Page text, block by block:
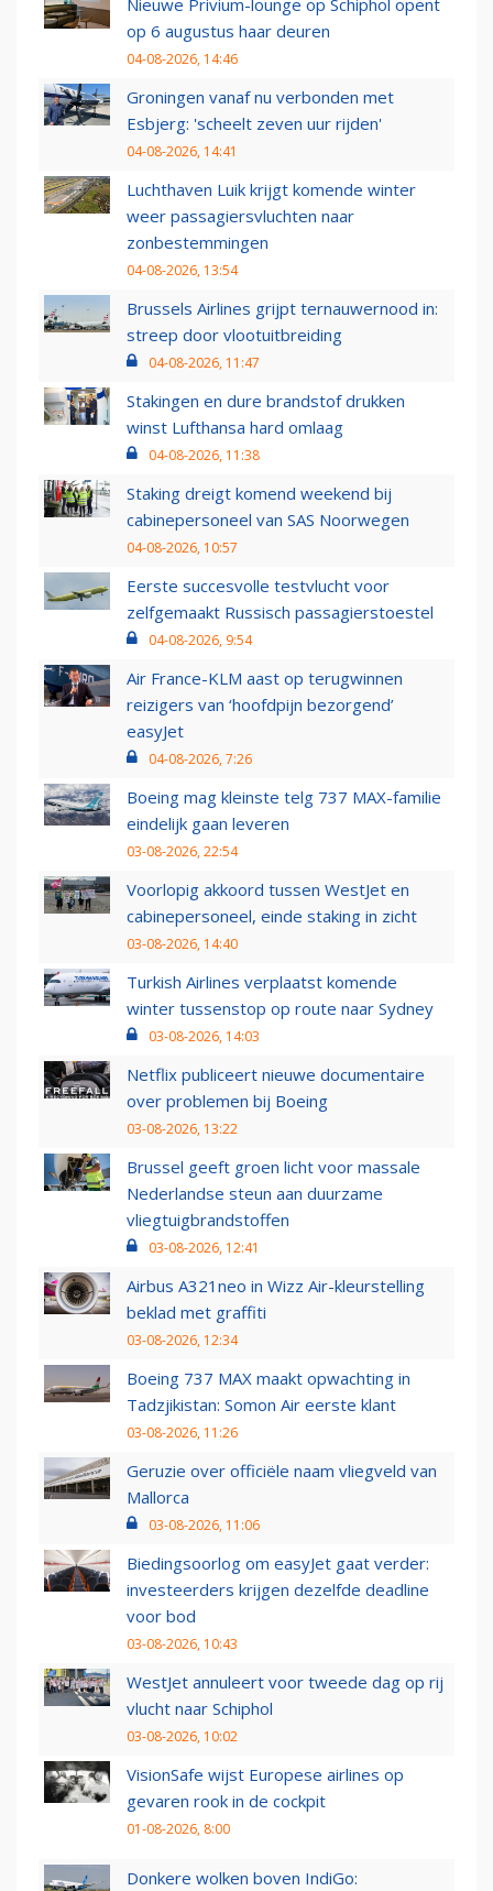
Nieuwe Privium-lounge op Schiphol opent
op 6 augustus haar deuren
04-08-2026, 14:46
Groningen vanaf nu verbonden met
Esbjerg: 'scheelt zeven uur rijden'
04-08-2026, 14:41
Luchthaven Luik krijgt komende winter
weer passagiersvluchten naar
zonbestemmingen
04-08-2026, 13:54
Brussels Airlines grijpt ternauwernood in:
streep door vlootuitbreiding
04-08-2026, 11:47
Stakingen en dure brandstof drukken
winst Lufthansa hard omlaag
04-08-2026, 11:38
Staking dreigt komend weekend bij
cabinepersoneel van SAS Noorwegen
04-08-2026, 10:57
Eerste succesvolle testvlucht voor
zelfgemaakt Russisch passagierstoestel
04-08-2026, 9:54
Air France-KLM aast op terugwinnen
reizigers van ‘hoofdpijn bezorgend’
easyJet
04-08-2026, 7:26
Boeing mag kleinste telg 737 MAX-familie
eindelijk gaan leveren
03-08-2026, 22:54
Voorlopig akkoord tussen WestJet en
cabinepersoneel, einde staking in zicht
03-08-2026, 14:40
Turkish Airlines verplaatst komende
winter tussenstop op route naar Sydney
03-08-2026, 14:03
Netflix publiceert nieuwe documentaire
over problemen bij Boeing
03-08-2026, 13:22
Brussel geeft groen licht voor massale
Nederlandse steun aan duurzame
vliegtuigbrandstoffen
03-08-2026, 12:41
Airbus A321neo in Wizz Air-kleurstelling
beklad met graffiti
03-08-2026, 12:34
Boeing 737 MAX maakt opwachting in
Tadzjikistan: Somon Air eerste klant
03-08-2026, 11:26
Geruzie over officiële naam vliegveld van
Mallorca
03-08-2026, 11:06
Biedingsoorlog om easyJet gaat verder:
investeerders krijgen dezelfde deadline
voor bod
03-08-2026, 10:43
WestJet annuleert voor tweede dag op rij
vlucht naar Schiphol
03-08-2026, 10:02
VisionSafe wijst Europese airlines op
gevaren rook in de cockpit
01-08-2026, 8:00
Donkere wolken boven IndiGo: